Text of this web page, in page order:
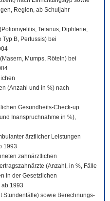
Region, ab Schuljahr
Tetanus, Diphterie,
B, Pertussis) bei
Mumps, Röteln) bei
(Anzahl und in %) nach
Gesundheits-Check-up
Inanspruchnahme in %),
ärztlicher Leistungen
1993
zahnärztlichen
(Anzahl, in %, Fälle
in der Gesetzlichen
ab 1993
Stundenfälle) sowie Berechnungs-